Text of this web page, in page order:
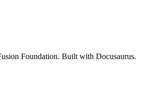
Foundation. Built with Docusaurus.